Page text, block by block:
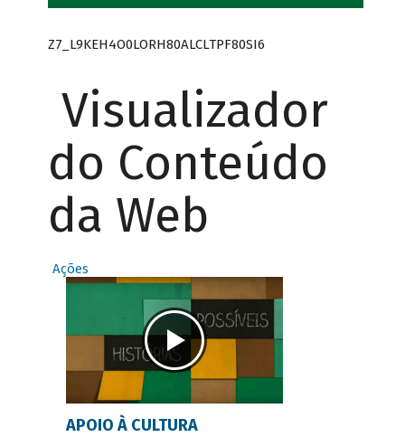
Z7_L9KEH4O0LORH80ALCLTPF80SI6
Visualizador
do Conteúdo
da Web
Ações
APOIO À CULTURA